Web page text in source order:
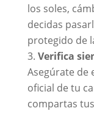
los soles,
decidas
protegido de
Verifica
Asegúrate de
oficial de tu
compartas